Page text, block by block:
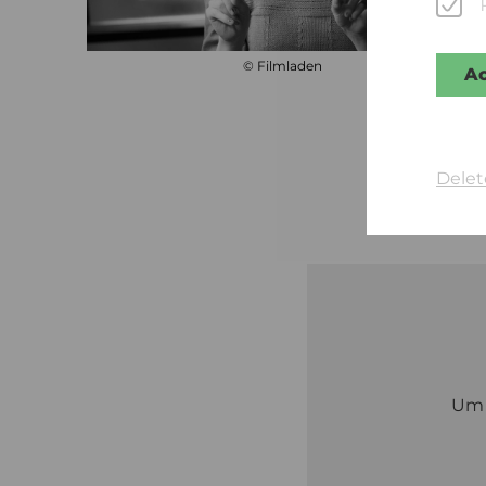
© Filmladen
Um